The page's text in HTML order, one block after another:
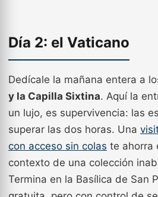
Día 2: el Vaticano
Dedícale la mañana entera a
y la Capilla Sixtina. Aquí la
un lujo, es supervivencia: las
superar las dos horas. Una
con acceso sin colas te ahorra
contexto de una colección
Termina en la Basílica de San